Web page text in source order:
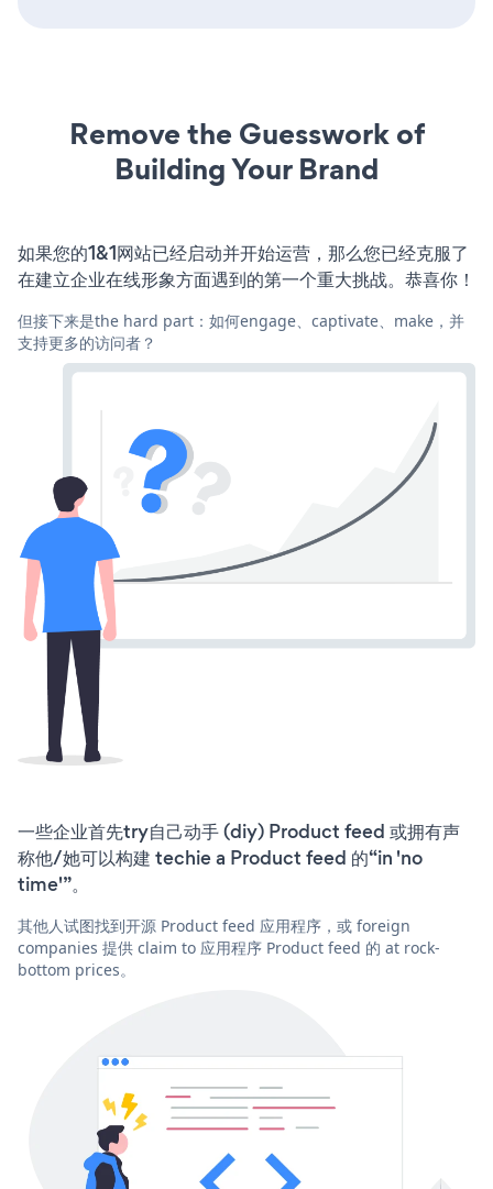
Remove the Guesswork of
Building Your Brand
如果您的1&1网站已经启动并开始运营，那么您已经克服了
在建立企业在线形象方面遇到的第一个重大挑战。恭喜你！
但接下来是the hard part：如何engage、captivate、make，并
支持更多的访问者？
一些企业首先try自己动手 (diy) Product feed 或拥有声
称他/她可以构建 techie a Product feed 的“in 'no
time'”。
其他人试图找到开源 Product feed 应用程序，或 foreign
companies 提供 claim to 应用程序 Product feed 的 at rock-
bottom prices。